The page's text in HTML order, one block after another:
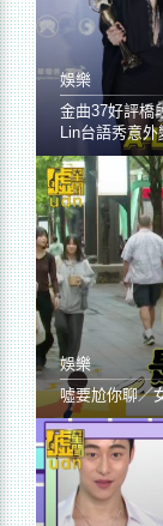
娛樂
金曲37好評橋
Lin台語秀意
娛樂
噓要尬你聊／